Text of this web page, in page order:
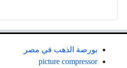
بورصة الذهب في مصر
picture compressor